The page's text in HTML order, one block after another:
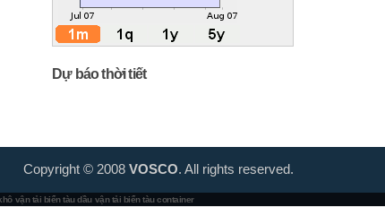
Dự báo thời tiết
Copyright © 2008 VOSCO. All rights reserved.
vận tải biển tàu dầu vận tải biển tàu container